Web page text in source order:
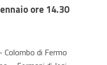
ore 14.30
di Fermo